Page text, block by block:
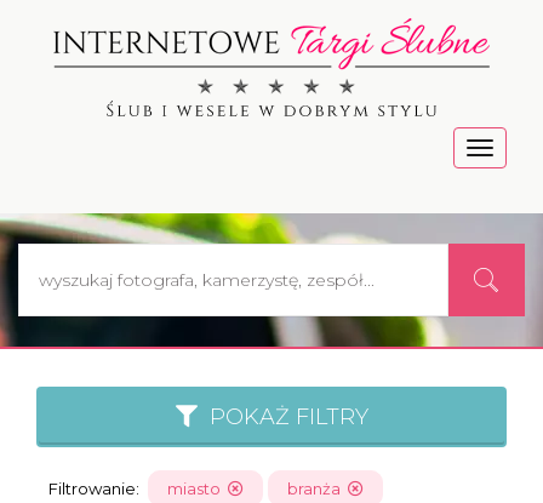
Menu
POKAŻ FILTRY
Filtrowanie: miasto branża